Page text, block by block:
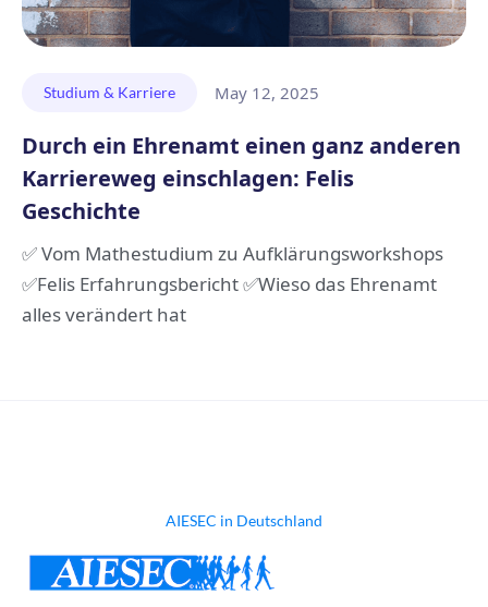
Studium & Karriere May 12, 2025
Durch ein Ehrenamt einen ganz anderen
Karriereweg einschlagen: Felis
Geschichte
✅ Vom Mathestudium zu Aufklärungsworkshops
✅Felis Erfahrungsbericht ✅Wieso das Ehrenamt
alles verändert hat
AIESEC in Deutschland